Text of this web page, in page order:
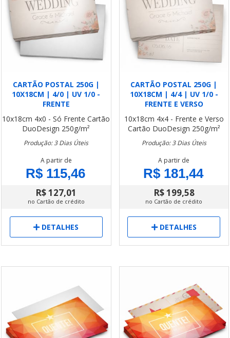
CARTÃO POSTAL 250G |
10X18CM | 4/0 | UV 1/0 -
FRENTE
10x18cm 4x0 - Só Frente Cartão
DuoDesign 250g/m²
Produção: 3 Dias Úteis
A partir de
R$ 115,46
R$ 127,01
no Cartão de crédito
DETALHES
CARTÃO POSTAL 250G |
10X18CM | 4/4 | UV 1/0 -
FRENTE E VERSO
10x18cm 4x4 - Frente e Verso
Cartão DuoDesign 250g/m²
Produção: 3 Dias Úteis
A partir de
R$ 181,44
R$ 199,58
no Cartão de crédito
DETALHES